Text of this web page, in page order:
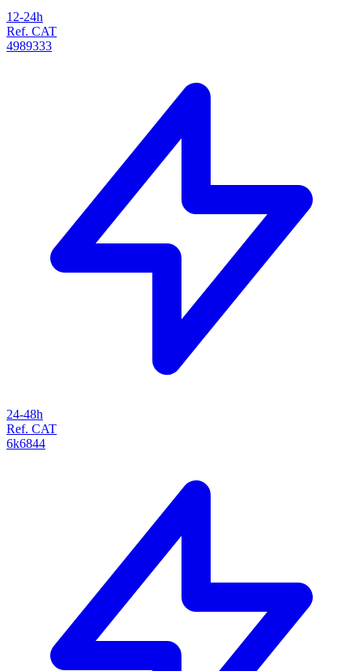
12-24h
Ref. CAT
4989333
24-48h
Ref. CAT
6k6844